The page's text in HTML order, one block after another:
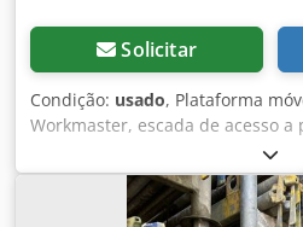
Solicitar
Condição: usado, Plataforma
Workmaster, escada de acesso
plataforma ZARGES, modelo Z-
escada de transição Ano de
plataforma: aproximadamente